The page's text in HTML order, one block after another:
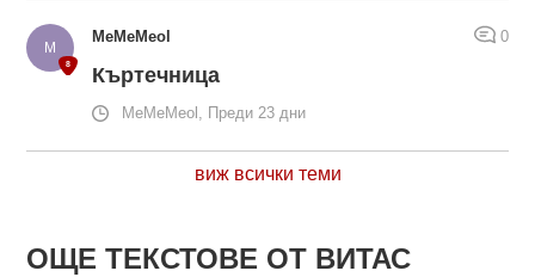
MeMeMeol 0
Къртечница
MeMeMeol, Преди 23 дни
виж всички теми
ОЩЕ ТЕКСТОВЕ ОТ ВИТАС